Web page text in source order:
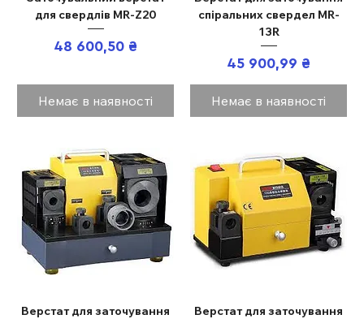
для свердлів MR-Z20
Ціна
48 600,50 ₴
Немає в наявності
спіральних свердел MR-
13R
Ціна
45 900,99 ₴
Немає в наявності
Верстат для заточування
Верстат для заточування